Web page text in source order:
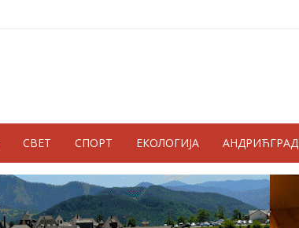
СВЕТ СПОРТ ЕКОЛОГИЈА АНДРИЋГРАД